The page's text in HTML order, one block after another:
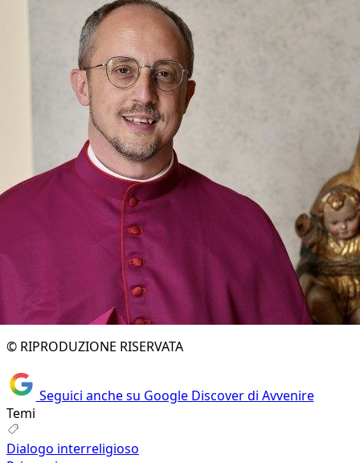
© RIPRODUZIONE RISERVATA
Seguici anche su Google Discover di Avvenire
Temi
Dialogo interreligioso